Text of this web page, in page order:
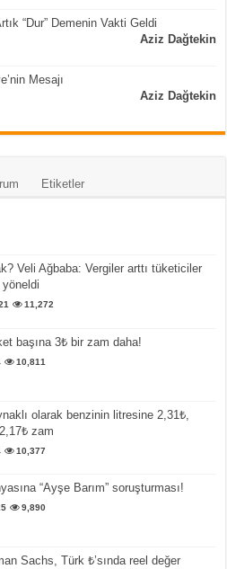
“Dur” Demenin Vakti Geldi
Aziz Dağtekin
Mesajı
Aziz Dağtekin
Etiketler
Veli Ağbaba: Vergiler arttı tüketiciler
yöneldi
11,272
başına 3₺ bir zam daha!
10,811
olarak benzinin litresine 2,31₺,
zam
10,377
“Ayşe Barım” soruşturması!
9,890
Sachs, Türk ₺’sında reel değer